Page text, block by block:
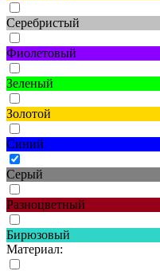
Серебристый
Фиолетовый
Зеленый
Золотой
Синий
Серый
Разноцветный
Бирюзовый
Материал: